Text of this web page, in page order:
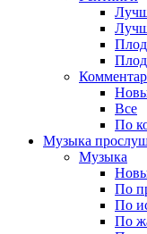
Все
По
Музыка
Музыка
По
По
По